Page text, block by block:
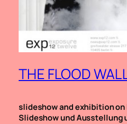
THE FLOOD
slideshow and exhibition on
Slideshow und Ausstellung